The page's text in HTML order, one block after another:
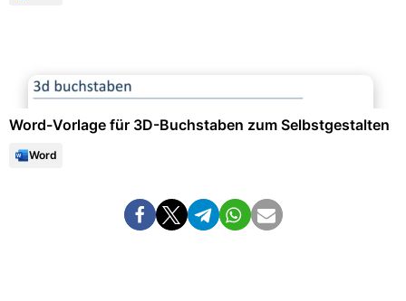
Word-Vorlage für 3D-Buchstaben zum Selbstgestalten
Word